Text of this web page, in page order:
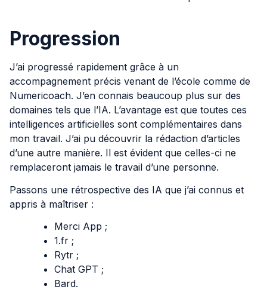
Progression
J’ai progressé rapidement grâce à un
accompagnement précis venant de l’école comme de
Numericoach. J’en connais beaucoup plus sur des
domaines tels que l’IA. L’avantage est que toutes ces
intelligences artificielles sont complémentaires dans
mon travail. J’ai pu découvrir la rédaction d’articles
d’une autre manière. Il est évident que celles-ci ne
remplaceront jamais le travail d’une personne.
Passons une rétrospective des IA que j’ai connus et
appris à maîtriser :
Merci App ;
1.fr ;
Rytr ;
Chat GPT ;
Bard.